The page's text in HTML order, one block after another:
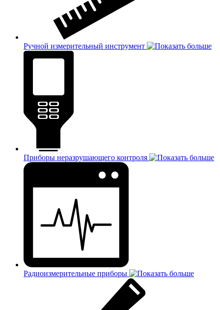
Ручной измерительный инструмент
Приборы неразрушающего контроля
Радиоизмерительные приборы